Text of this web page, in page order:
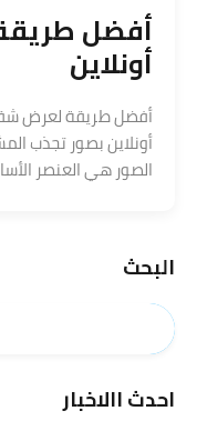
أفضل
أونلاين
أفضل طريقة لعرض
أونلاين بصور تجذب
الصور هي العنصر
البحث
احدث االاخبار